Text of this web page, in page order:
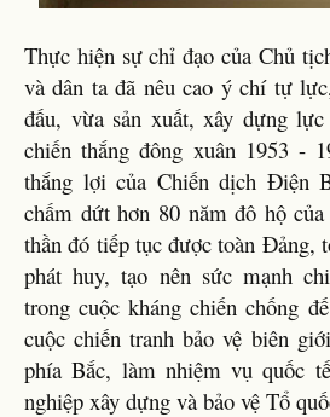
Thực hiện sự chỉ đạo của Chủ
và dân ta đã nêu cao ý chí tự
đấu, vừa sản xuất, xây dựng
chiến thắng đông xuân 1953 -
thắng lợi của Chiến dịch Điện
chấm dứt hơn 80 năm đô hộ
thần đó tiếp tục được toàn Đảng,
phát huy, tạo nên sức mạnh
trong cuộc kháng chiến chống
cuộc chiến tranh bảo vệ biên
phía Bắc, làm nhiệm vụ quốc
nghiệp xây dựng và bảo vệ Tổ